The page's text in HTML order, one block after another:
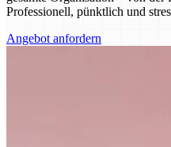
Professionell, pünktlich und
Angebot anfordern